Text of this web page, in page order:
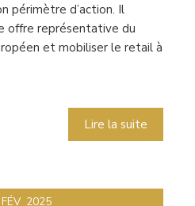
périmètre d’action. Il
offre représentative du
et mobiliser le retail à
Lire la suite
FÉV 2025